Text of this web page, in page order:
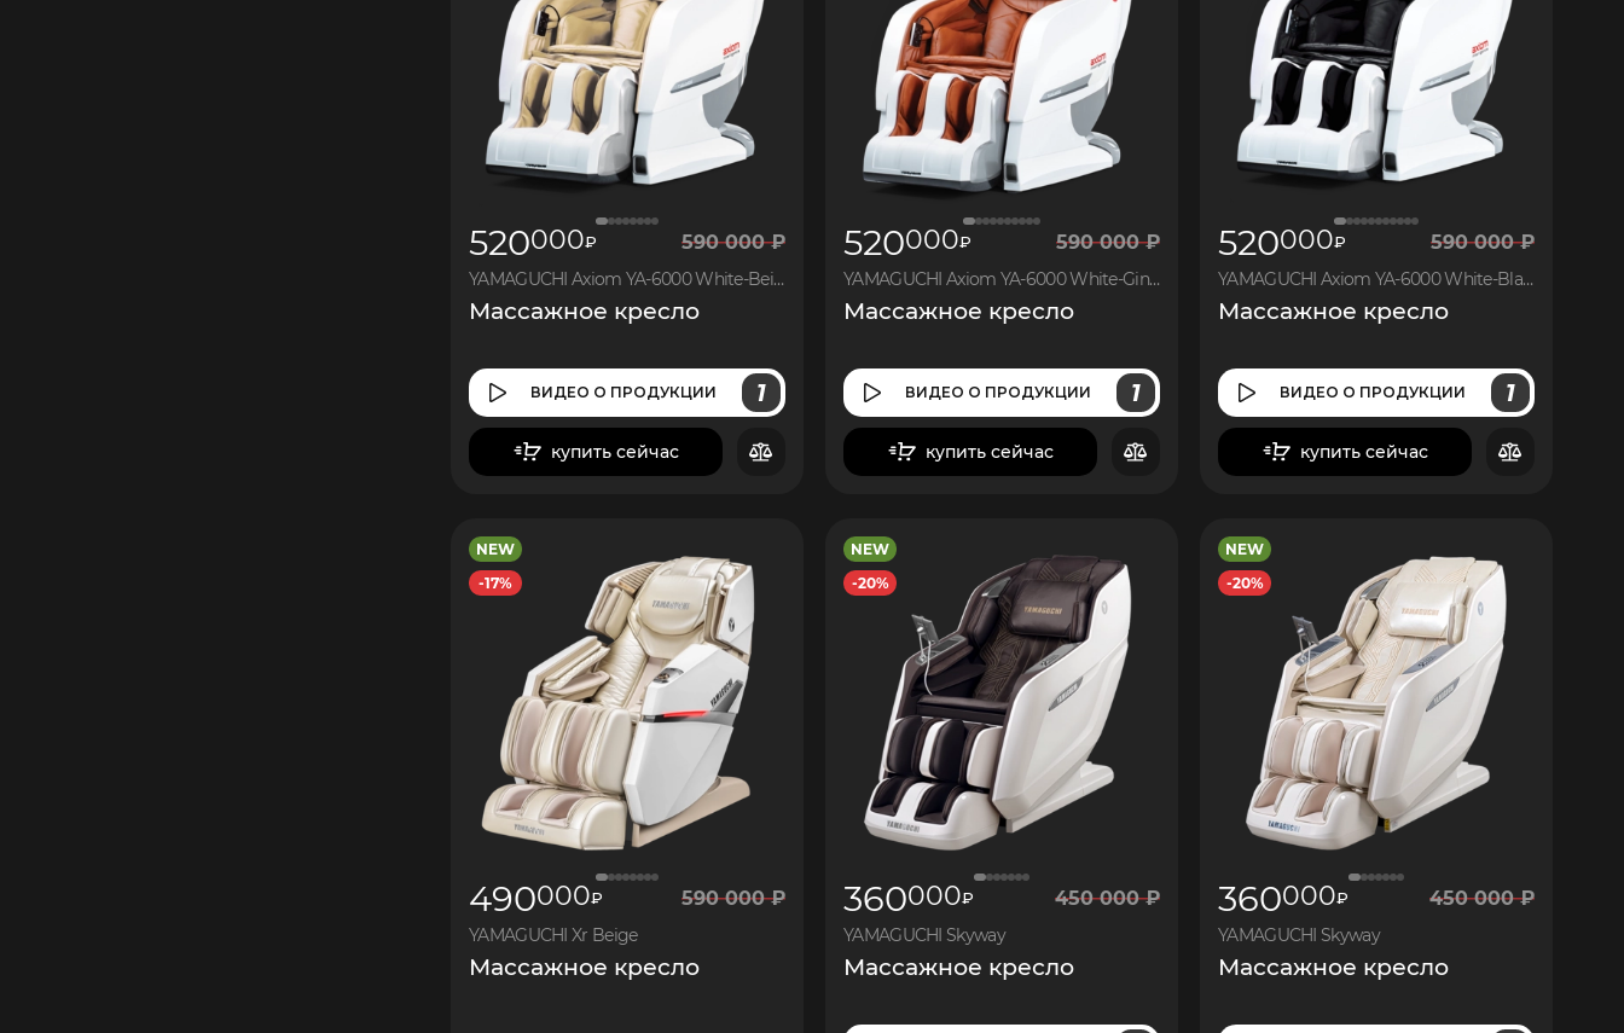
520000₽ 590 000₽
YAMAGUCHI Axiom YA-6000 White-Beige
Массажное кресло
ВИДЕО О ПРОДУКЦИИ 1
купить сейчас
7800
520000₽ 590 000₽
YAMAGUCHI Axiom YA-6000 White-Ginger
Массажное кресло
ВИДЕО О ПРОДУКЦИИ 1
купить сейчас
7800
520000₽ 590 000₽
YAMAGUCHI Axiom YA-6000 White-Black
Массажное кресло
ВИДЕО О ПРОДУКЦИИ 1
купить сейчас
7800
NEW
-17%
490000₽ 590 000₽
YAMAGUCHI Xr Beige
Массажное кресло
NEW
-20%
360000₽ 450 000₽
YAMAGUCHI Skyway
Массажное кресло
NEW
-20%
360000₽ 450 000₽
YAMAGUCHI Skyway
Массажное кресло